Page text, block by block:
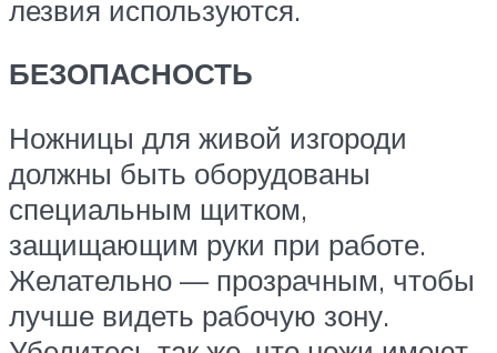
лезвия используются.
БЕЗОПАСНОСТЬ
Ножницы для живой изгороди
должны быть оборудованы
специальным щитком,
защищающим руки при работе.
Желательно — прозрачным, чтобы
лучше видеть рабочую зону.